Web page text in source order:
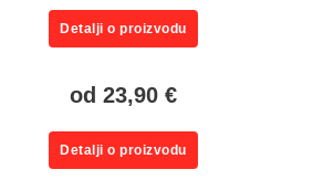
Detalji o proizvodu
od 23,90 €
Detalji o proizvodu